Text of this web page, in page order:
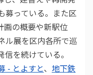
募っている。また区
画の概要や新駅位
ル展を区内各所で巡
を続けている。
- とよすと、 地下鉄